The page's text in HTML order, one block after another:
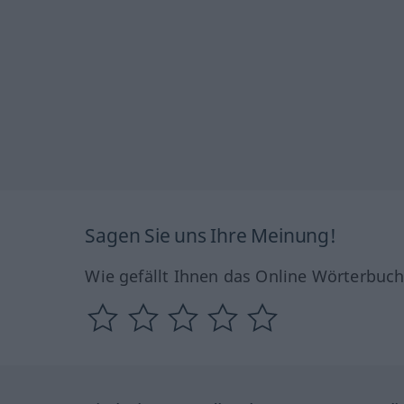
Sagen Sie uns Ihre Meinung!
Wie gefällt Ihnen das Online